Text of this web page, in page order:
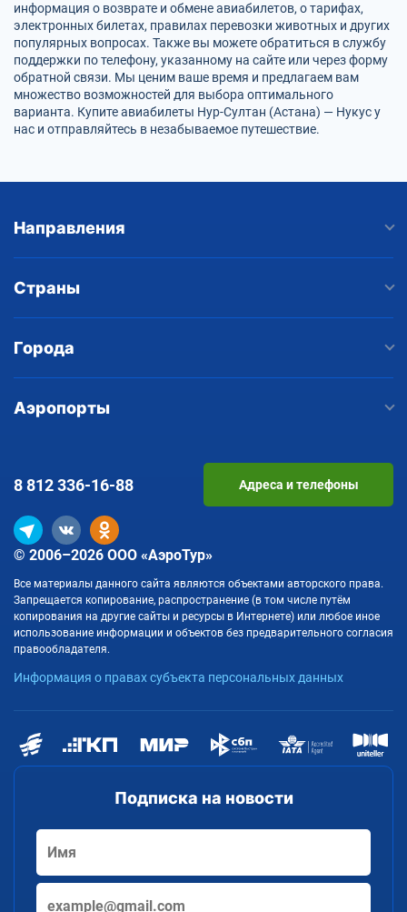
информация о возврате и обмене авиабилетов, о тарифах,
электронных билетах, правилах перевозки животных и других
популярных вопросах. Также вы можете обратиться в службу
поддержки по телефону, указанному на сайте или через форму
обратной связи. Мы ценим ваше время и предлагаем вам
множество возможностей для выбора оптимального
варианта. Купите авиабилеты Нур-Султан (Астана) — Нукус у
нас и отправляйтесь в незабываемое путешествие.
Направления
Страны
Города
Аэропорты
Подписка на новости
© 2006–2026 ООО «АэроТур»
Все материалы данного сайта являются объектами авторского права.
Запрещается копирование, распространение (в том числе путём
копирования на другие сайты и ресурсы в Интернете) или любое иное
использование информации и объектов без предварительного согласия
правообладателя.
Информация о правах субъекта персональных данных
8 812336-16-88 Адреса и телефоны